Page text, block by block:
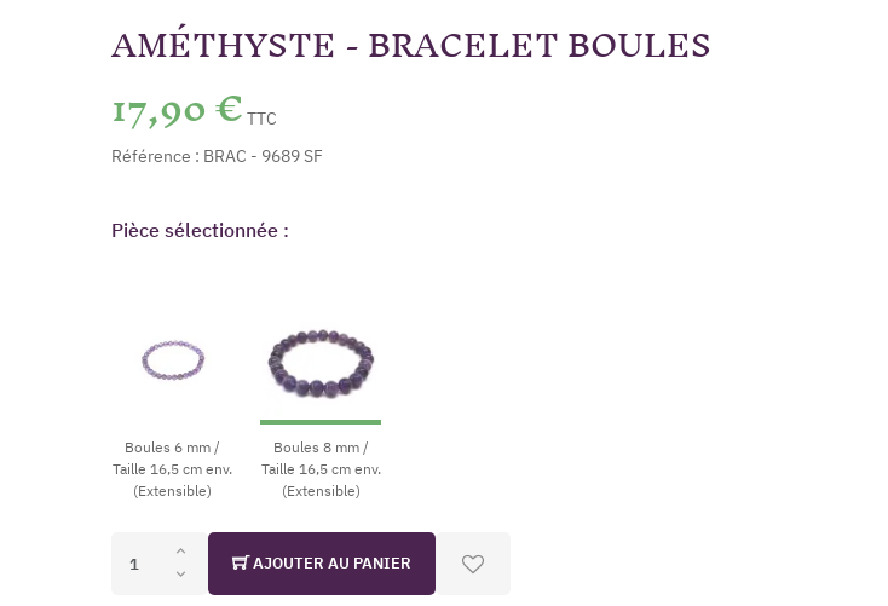
AMÉTHYSTE - BRACELET BOULES
17,90 € TTC
Référence : BRAC - 9689 SF
Pièce sélectionnée :
Boules 6 mm /
Taille 16,5 cm env.
(Extensible)
Boules 8 mm /
Taille 16,5 cm env.
(Extensible)
AJOUTER AU PANIER